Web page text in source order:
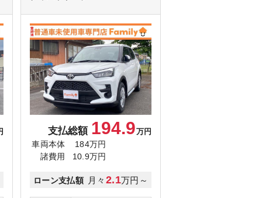
支払総額 194.9万円
車両本体
184万円
諸費用
10.9万円
ローン支払額 月々 2.1万円～